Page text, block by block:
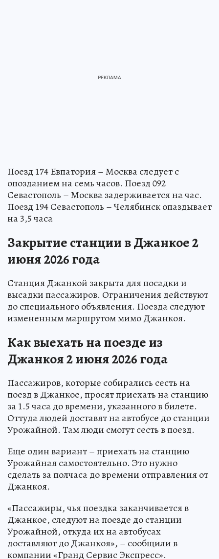
Поезд 174 Евпатория – Москва следует с
опозданием на семь часов. Поезд 092
Севастополь – Москва задерживается на час.
Поезд 194 Севастополь – Челябинск опаздывает
на 3,5 часа
Закрытие станции в Джанкое 2
июня 2026 года
Станция Джанкой закрыта для посадки и
высадки пассажиров. Ограничения действуют
до специального объявления. Поезда следуют
измененным маршрутом мимо Джанкоя.
Как выехать на поезде из
Джанкоя 2 июня 2026 года
Пассажиров, которые собирались сесть на
поезд в Джанкое, просят приехать на станцию
за 1.5 часа до времени, указанного в билете.
Оттуда людей доставят на автобусе до станции
Урожайной. Там люди смогут сесть в поезд.
Еще один вариант – приехать на станцию
Урожайная самостоятельно. Это нужно
сделать за полчаса до времени отправления от
Джанкоя.
«Пассажиры, чья поездка заканчивается в
Джанкое, следуют на поезде до станции
Урожайной, откуда их на автобусах
доставляют до Джанкоя», – сообщили в
компании «Гранд Сервис Экспресс».